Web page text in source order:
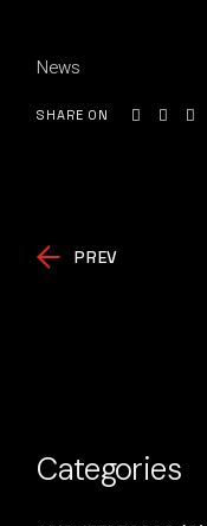
News
SHARE ON
PREV
Categories